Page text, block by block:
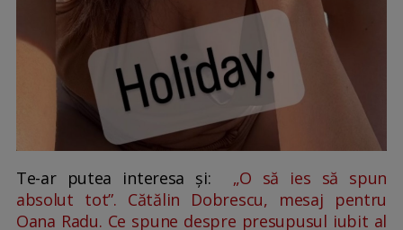
Te-ar putea interesa și:
„O să ies să spun
absolut tot”. Cătălin Dobrescu, mesaj pentru
Oana Radu. Ce spune despre presupusul iubit al